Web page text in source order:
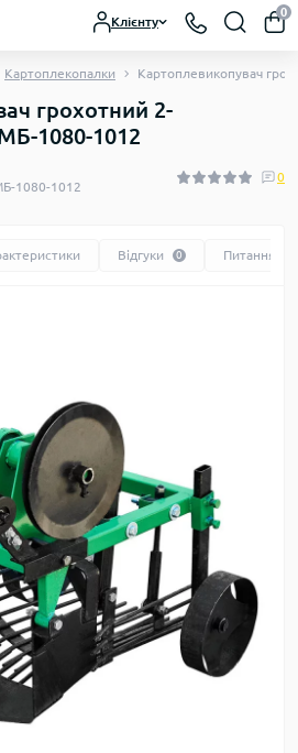
Клієнту
0
Картоплекопалки Картоплевикопувач
грохотний 2-
1080-1012
1080-1012
0
Відгуки 0 Питання